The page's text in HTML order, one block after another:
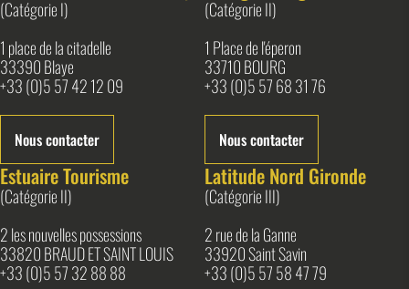
(Catégorie I)
1 place de la citadelle
33390 Blaye
+33 (0)5 57 42 12 09
Nous contacter
(Catégorie II)
1 Place de l'éperon
33710 BOURG
+33 (0)5 57 68 31 76
Nous contacter
Estuaire Tourisme
(Catégorie II)
2 les nouvelles possessions
33820 BRAUD ET SAINT LOUIS
+33 (0)5 57 32 88 88
Latitude Nord Gironde
(Catégorie III)
2 rue de la Ganne
33920 Saint Savin
+33 (0)5 57 58 47 79